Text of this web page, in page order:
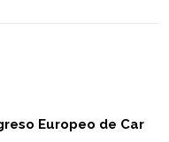
Europeo de Car